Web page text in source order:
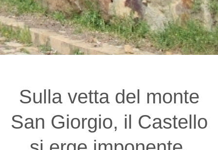
Sulla vetta del monte
San Giorgio, il Castello